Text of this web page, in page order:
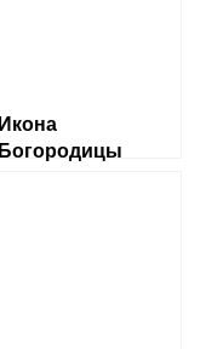
Икона
Богородицы